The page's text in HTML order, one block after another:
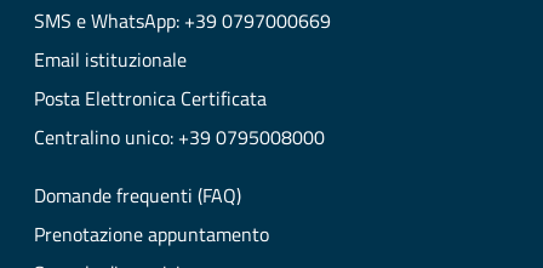
SMS e WhatsApp: +39 0797000669
Email istituzionale
Posta Elettronica Certificata
Centralino unico: +39 0795008000
Domande frequenti (FAQ)
Prenotazione appuntamento